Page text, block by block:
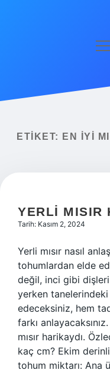
Yasal Uyarı
ETIKET: EN IYI
YERLI MISIR
Tarih: Kasım 2, 2024
Yerli mısır nasıl
tohumlardan elde
değil, inci gibi
yerken
edeceksiniz, hem
farkı
mısır harikaydı.
kaç cm? Ekim
tohum miktarı: Ana